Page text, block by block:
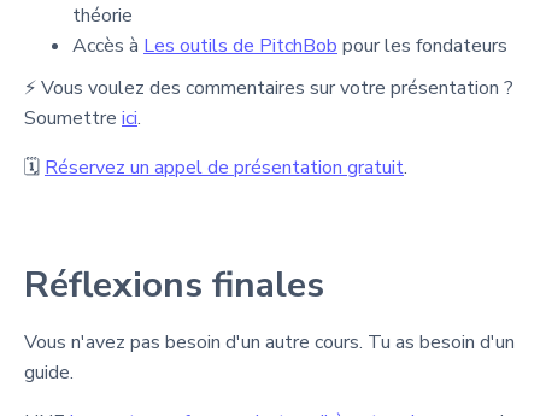
théorie
Accès à Les outils de PitchBob pour les fondateurs
⚡ Vous voulez des commentaires sur votre présentation ?
Soumettre ici.
🗓 Réservez un appel de présentation gratuit.
Réflexions finales
Vous n'avez pas besoin d'un autre cours. Tu as besoin d'un
guide.